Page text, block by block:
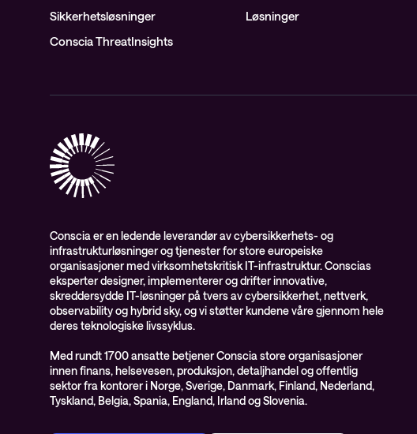
Sikkerhetsløsninger
Conscia ThreatInsights
Løsninger
Conscia er en ledende leverandør av cybersikkerhets- og
infrastrukturløsninger og tjenester for store europeiske
organisasjoner med virksomhetskritisk IT-infrastruktur. Conscias
eksperter designer, implementerer og drifter innovative,
skreddersydde IT-løsninger på tvers av cybersikkerhet, nettverk,
observability og hybrid sky, og vi støtter kundene våre gjennom hele
deres teknologiske livssyklus.
Med rundt 1700 ansatte betjener Conscia store organisasjoner
innen finans, helsevesen, produksjon, detaljhandel og offentlig
sektor fra kontorer i Norge, Sverige, Danmark, Finland, Nederland,
Tyskland, Belgia, Spania, England, Irland og Slovenia.